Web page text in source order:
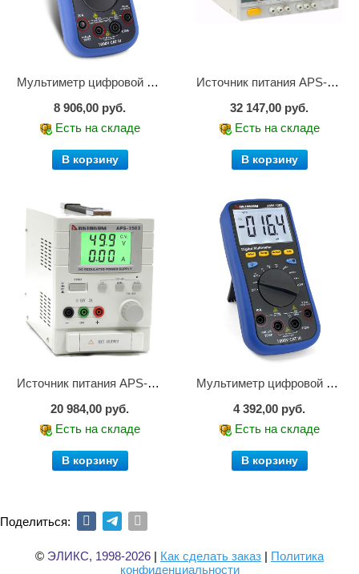
Мультиметр цифровой АММ-1221
8 906,00 руб.
Есть на складе
В корзину
Источник питания APS-2236
32 147,00 руб.
Есть на складе
В корзину
Источник питания APS-1503
20 984,00 руб.
Есть на складе
В корзину
Мультиметр цифровой АММ-1203
4 392,00 руб.
Есть на складе
В корзину
Поделиться:
© ЭЛИКС, 1998-2026 | Как сделать заказ | Политика
конфиденциальности